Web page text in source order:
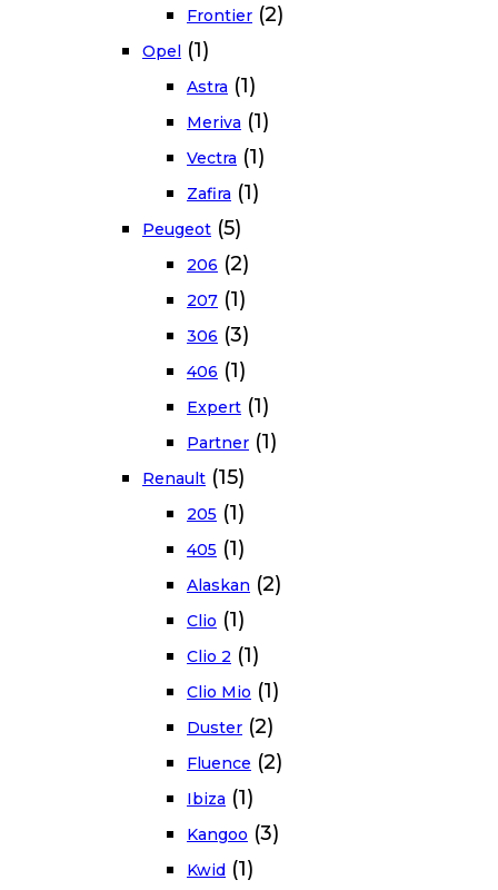
Frontier (2)
Opel (1)
Astra (1)
Meriva (1)
Vectra (1)
Zafira (1)
Peugeot (5)
206 (2)
207 (1)
306 (3)
406 (1)
Expert (1)
Partner (1)
Renault (15)
205 (1)
405 (1)
Alaskan (2)
Clio (1)
Clio 2 (1)
Clio Mio (1)
Duster (2)
Fluence (2)
Ibiza (1)
Kangoo (3)
Kwid (1)